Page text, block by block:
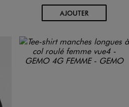
AJOUTERAU PANIER